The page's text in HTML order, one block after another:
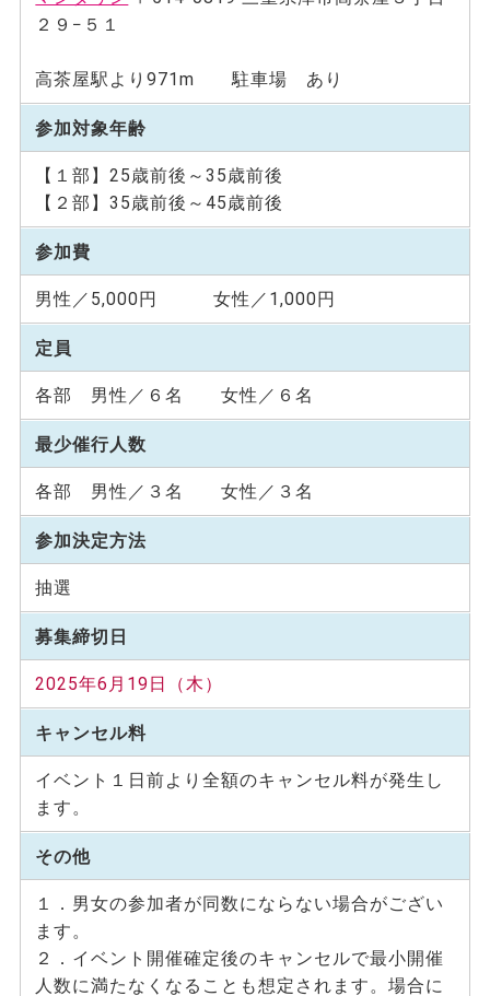
２９−５１
高茶屋駅より971m 駐車場 あり
参加対象年齢
【１部】25歳前後～35歳前後
【２部】35歳前後～45歳前後
参加費
男性／5,000円 女性／1,000円
定員
各部 男性／６名 女性／６名
最少催行人数
各部 男性／３名 女性／３名
参加決定方法
抽選
募集締切日
2025年6月19日（木）
キャンセル料
イベント１日前より全額のキャンセル料が発生し
ます。
その他
１．男女の参加者が同数にならない場合がござい
ます。
２．イベント開催確定後のキャンセルで最小開催
人数に満たなくなることも想定されます。場合に